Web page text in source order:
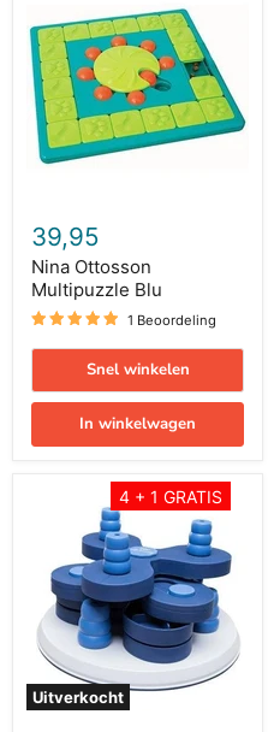
Multipuzzle
Blu
39,95
Nina Ottosson
Multipuzzle Blu
1 Beoordeling
Snel winkelen
In winkelwagen
4 + 1 GRATIS
Uitverkocht
Activity
Intelligentiespel
Flower
Tower